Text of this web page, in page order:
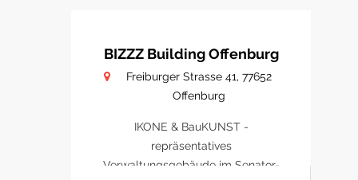
BIZZZ Building Offenburg
Freiburger Strasse 41, 77652
Offenburg
IKONE & BauKUNST -
repräsentatives
Verwaltungsgebäude im Senator-